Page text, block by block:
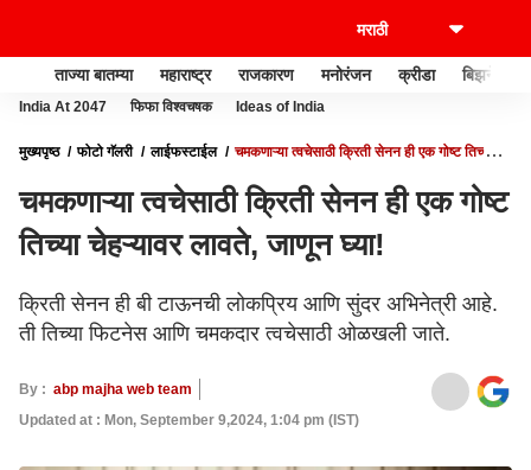
ताज्या बातम्या महाराष्ट्र राजकारण मनोरंजन क्रीडा बिझनेस
India At 2047 फिफा विश्वचषक Ideas of India
मुख्यपृष्ठ फोटो गॅलरी लाईफस्टाईल
चमकणाऱ्या त्वचेसाठी क्रिती सेनन ही एक गोष्ट तिच्या
चमकणाऱ्या त्वचेसाठी क्रिती सेनन ही एक गोष्ट
तिच्या चेहऱ्यावर लावते, जाणून घ्या!
क्रिती सेनन ही बी टाऊनची लोकप्रिय आणि सुंदर अभिनेत्री आहे.
ती तिच्या फिटनेस आणि चमकदार त्वचेसाठी ओळखली जाते.
By : abp majha web team
Updated at : Mon, September 9,2024, 1:04 pm (IST)